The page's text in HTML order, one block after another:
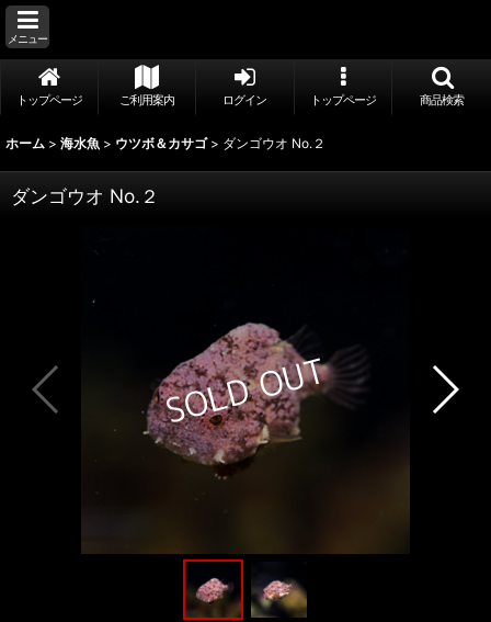
メニュー
トップページ ご利用案内 ログイン トップページ 商品検索
ホーム > 海水魚 > ウツボ＆カサゴ > ダンゴウオ No.２
ダンゴウオ No.２